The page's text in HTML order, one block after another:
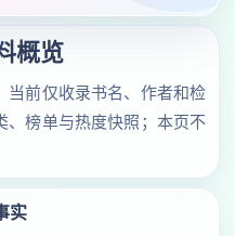
概览
当前仅收录书名、作者和检
、榜单与热度快照；本页不
实